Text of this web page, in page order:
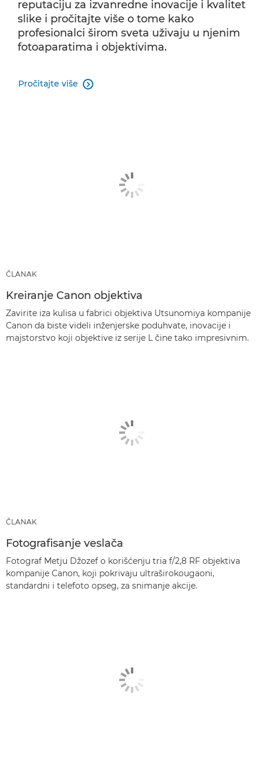
reputaciju za izvanredne inovacije i kvalitet
slike i pročitajte više o tome kako
profesionalci širom sveta uživaju u njenim
fotoaparatima i objektivima.
Pročitajte više 
ČLANAK
Kreiranje Canon objektiva
Zavirite iza kulisa u fabrici objektiva Utsunomiya kompanije
Canon da biste videli inženjerske poduhvate, inovacije i
majstorstvo koji objektive iz serije L čine tako impresivnim.
ČLANAK
Fotografisanje veslača
Fotograf Metju Džozef o korišćenju tria f/2,8 RF objektiva
kompanije Canon, koji pokrivaju ultraširokougaoni,
standardni i telefoto opseg, za snimanje akcije.